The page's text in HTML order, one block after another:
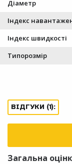
Діаметр
Індекс
Індекс швидкості
Типорозмір
ВІДГУКИ (1):
Загальна